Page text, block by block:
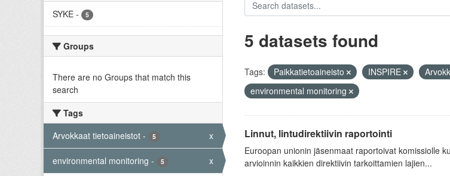
SYKE - 5
Groups
There are no Groups that match this
search
Tags
Arvokkaat tietoaineistot - 5 x
environmental monitoring - 5 x
5 datasets found
Tags: Paikkatietoaineisto INSPIRE
environmental monitoring
Linnut, lintudirektiivin raportointi
Euroopan unionin jäsenmaat raportoivat komissiolle
arvioinnin kaikkien direktiivin tarkoittamien lajien...